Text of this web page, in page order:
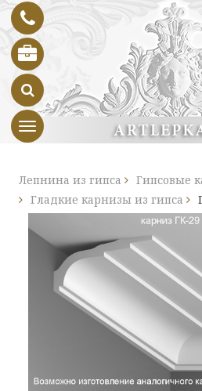
Toggle navigation
Лепнина из гипса
Гипсовые
Гладкие карнизы из гипса